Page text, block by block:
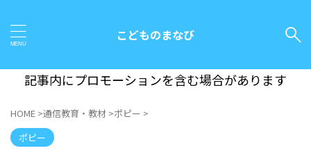
こどものまなび
記事内にプロモーションを含む場合があります
HOME >通信教育・教材 >ポピー >
ポピー